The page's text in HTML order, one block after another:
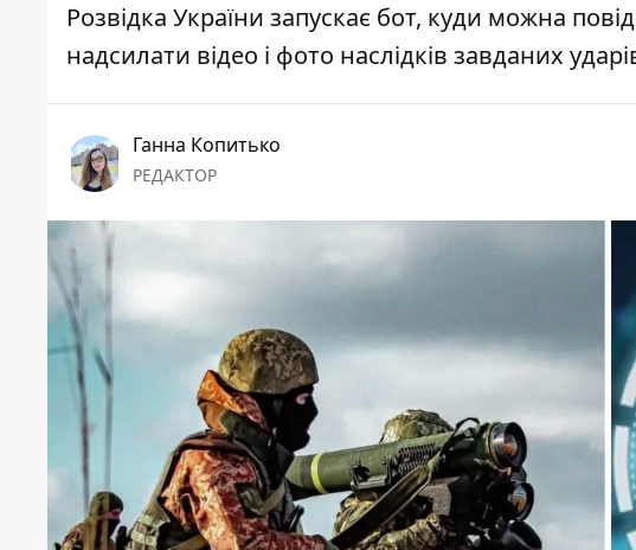
Розвідка України запускає бот, куди можна
надсилати відео і фото наслідків завданих
Ганна Копитько
РЕДАКТОР